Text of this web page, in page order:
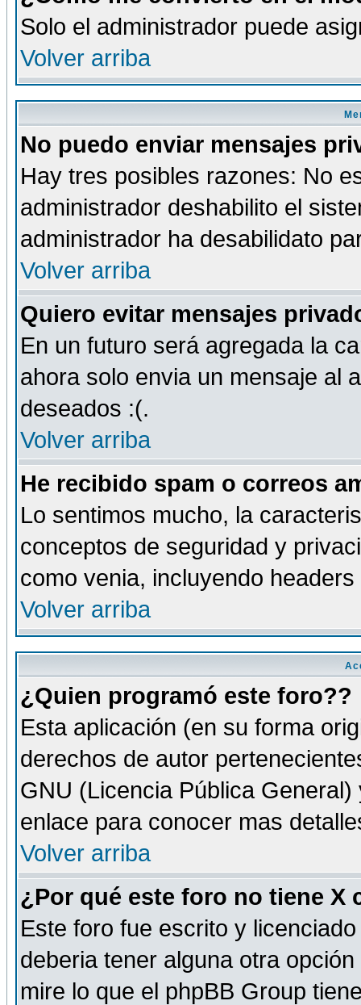
Solo el administrador puede
Volver arriba
No puedo enviar mensajes
Hay tres posibles razones: No
administrador deshabilito el
administrador ha desabilidato
Volver arriba
Quiero evitar mensajes
En un futuro será agregada la
ahora solo envia un mensaje al
deseados :(.
Volver arriba
He recibido spam o correos
Lo sentimos mucho, la
conceptos de seguridad y
como venia, incluyendo
Volver arriba
¿Quien programó este foro??
Esta aplicación (en su forma
derechos de autor
GNU (Licencia Pública
enlace para conocer mas
Volver arriba
¿Por qué este foro no tiene X
Este foro fue escrito y
deberia tener alguna otra
mire lo que el phpBB Group